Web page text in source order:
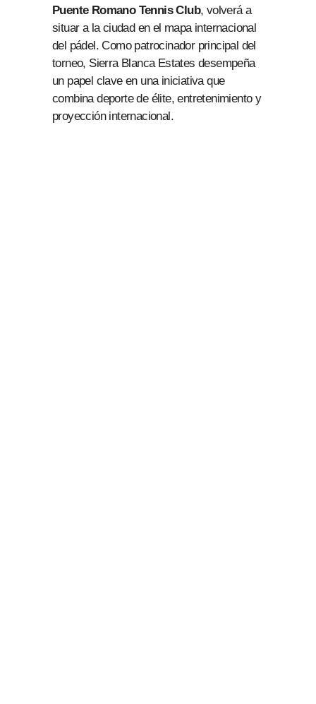
Puente Romano Tennis Club, volverá a
situar a la ciudad en el mapa internacional
del pádel. Como patrocinador principal del
torneo, Sierra Blanca Estates desempeña
un papel clave en una iniciativa que
combina deporte de élite, entretenimiento y
proyección internacional.